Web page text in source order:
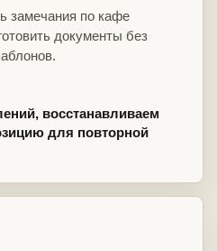
замечания по кафе
документы без
восстанавливаем
для повторной